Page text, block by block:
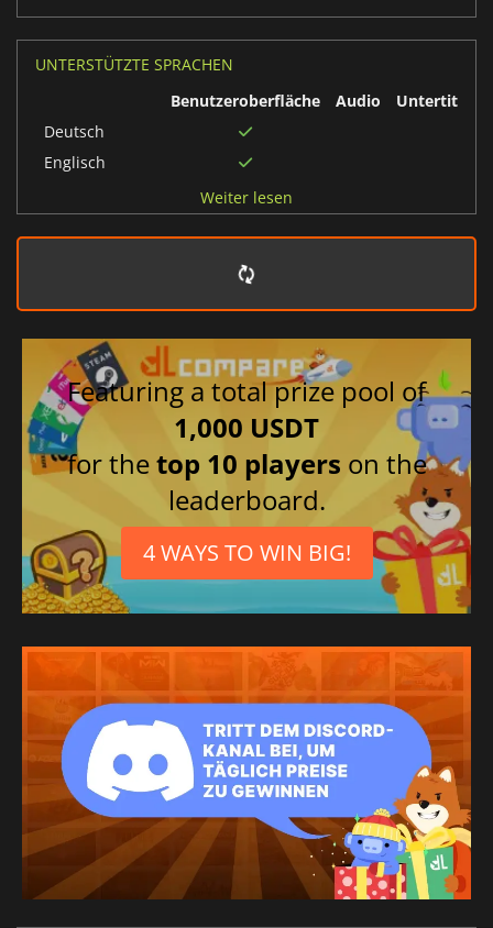
UNTERSTÜTZTE SPRACHEN
Benutzeroberfläche
Audio
Untertitel
Deutsch
Englisch
Portugiesisch
Spanisch
Koreanisch
Portugiesisch
Chinesisch
vereinfacht
Weiter lesen
Featuring a total prize pool of
1,000 USDT
for thetop 10 players on the
leaderboard.
4 WAYS TO WIN BIG!